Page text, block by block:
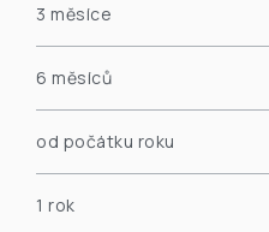
3 měsíce
6 měsíců
od počátku roku
1 rok